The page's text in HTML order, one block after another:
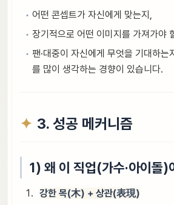
어떤 콘셉트가 자신에게 맞는지,
장기적으로 어떤 이미지를 가져가야
팬·대중이 자신에게 무엇을 기대하는지
를 많이 생각하는 경향이 있습니다.
3. 성공 메커니즘
1) 왜 이 직업(가수·아이돌)
강한 목(木) + 상관(表現)